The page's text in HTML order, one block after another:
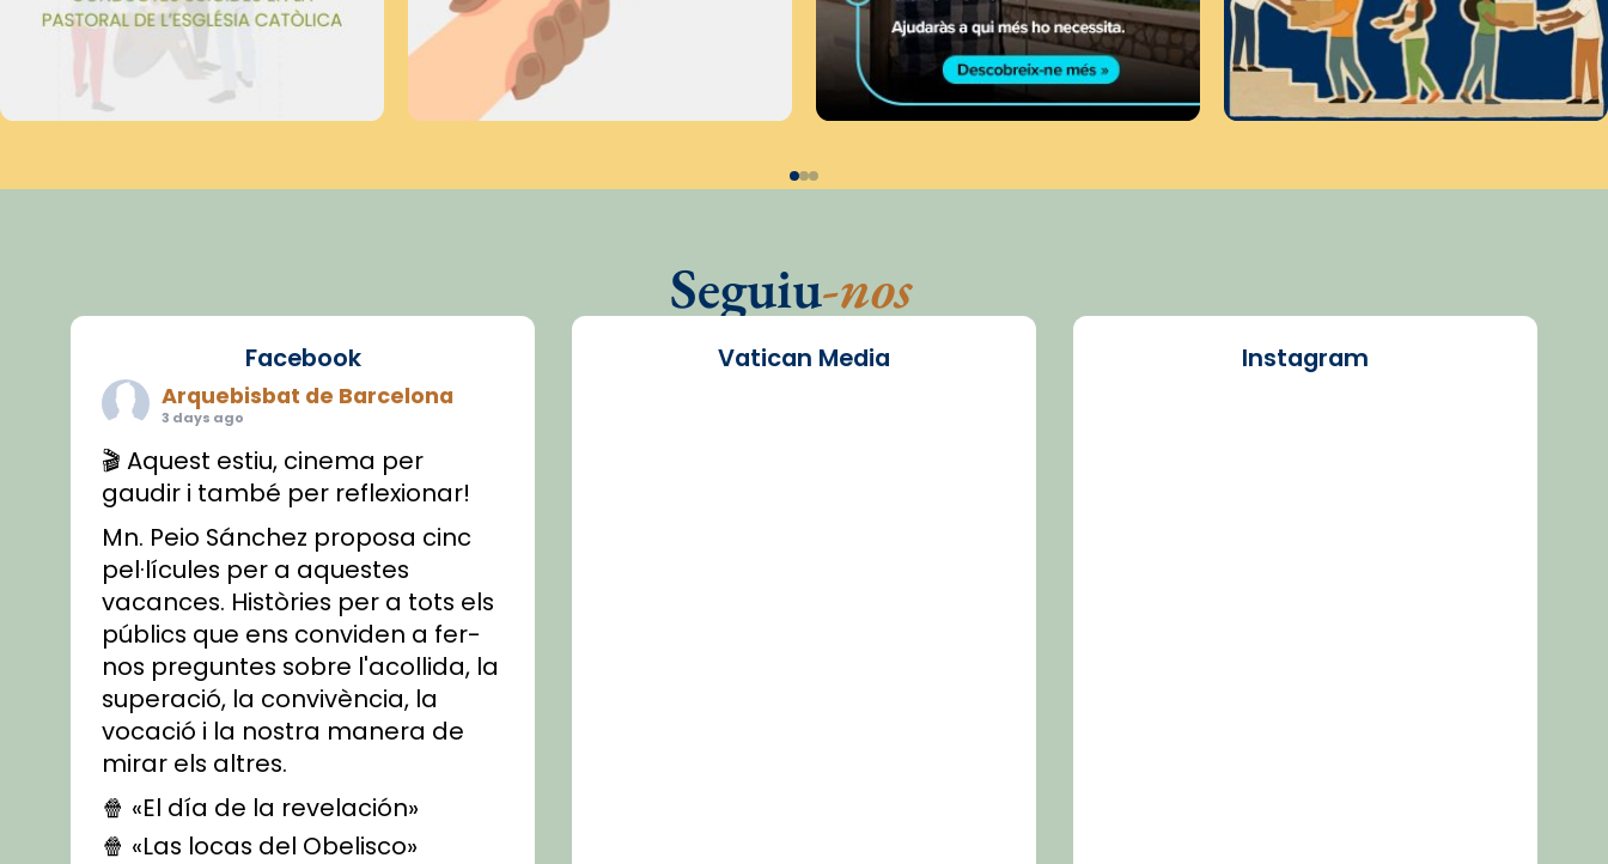
Seguiu-nos
Facebook
Arquebisbat de Barcelona
3 days ago
🎬 Aquest estiu, cinema per
gaudir i també per reflexionar!
Mn. Peio Sánchez proposa cinc
pel·lícules per a aquestes
vacances. Històries per a tots els
públics que ens conviden a fer-
nos preguntes sobre l'acollida, la
superació, la convivència, la
vocació i la nostra manera de
mirar els altres.
🍿 «El día de la revelación»
🍿 «Las locas del Obelisco»
Vatican Media Instagram